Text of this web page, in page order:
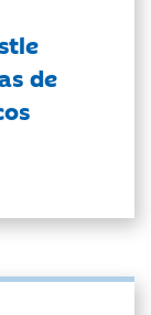
de